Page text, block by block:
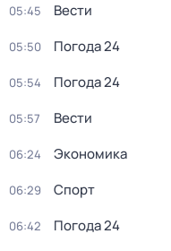
05:45 Вести
05:50 Погода 24
05:54 Погода 24
05:57 Вести
06:24 Экономика
06:29 Спорт
06:42 Погода 24